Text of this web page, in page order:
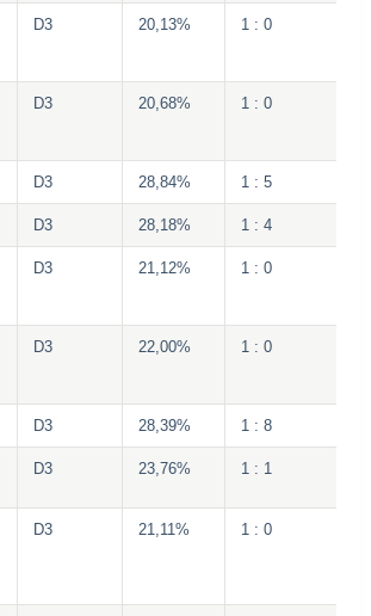
D3 20,13% 1 : 0
D3 20,68% 1 : 0
D3 28,84% 1 : 5
D3 28,18% 1 : 4
D3 21,12% 1 : 0
D3 22,00% 1 : 0
D3 28,39% 1 : 8
D3 23,76% 1 : 1
D3 21,11% 1 : 0